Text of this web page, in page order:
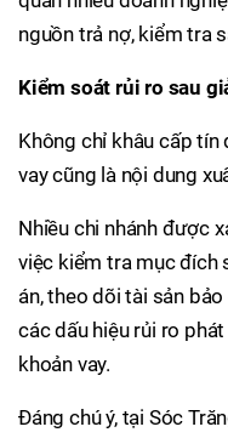
nguồn trả nợ, kiểm tra
Kiểm soát rủi ro sau
Không chỉ khâu cấp
vay cũng là nội dung
Nhiều chi nhánh được
việc kiểm tra mục đích
án, theo dõi tài sản
các dấu hiệu rủi ro
khoản vay.
Đáng chú ý, tại Sóc